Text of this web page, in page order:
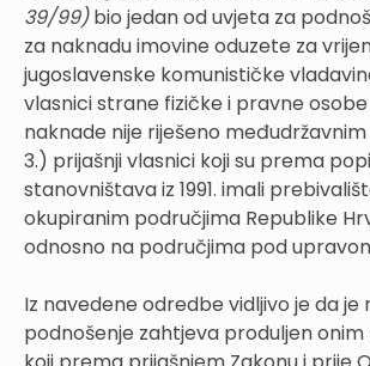
39/99)bio jedan od uvjeta za
za naknadu imovine oduzete za
jugoslavenske komunističke
vlasnici strane fizičke i pravne
naknade nije riješeno
3.) prijašnji vlasnici koji su prema
stanovništava iz 1991. imali
okupiranim područjima Republike
odnosno na područjima pod
Iz navedene odredbe vidljivo je da je
podnošenje zahtjeva produljen onim